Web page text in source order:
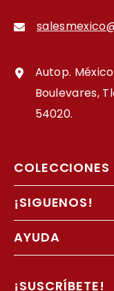
Autop.
Boulevares,
54020.
COLECCIONES
¡SIGUENOS!
AYUDA
¡SUSCRÍBETE!